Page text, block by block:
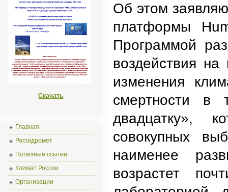
Об этом
платформы
Программой
воздействия
изменения
смертности в
двадцатку»,
совокупных
наименее
возрастет
Скачать
Главная
Росгидромет
Полезные ссылки
Климат России
Организации